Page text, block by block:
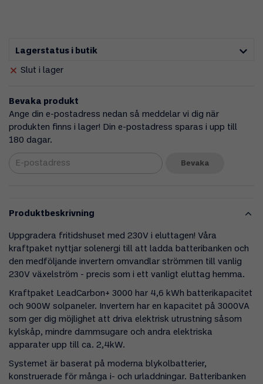
Lagerstatus i butik
Slut i lager
Bevaka produkt
Ange din e-postadress nedan så meddelar vi dig när
produkten finns i lager! Din e-postadress sparas i upp till
180 dagar.
Bevaka
Produktbeskrivning
Uppgradera fritidshuset med 230V i eluttagen! Våra
kraftpaket nyttjar solenergi till att ladda batteribanken och
den medföljande invertern omvandlar strömmen till vanlig
230V växelström - precis som i ett vanligt eluttag hemma.
Kraftpaket LeadCarbon+ 3000 har 4,6 kWh batterikapacitet
och 900W solpaneler. Invertern har en kapacitet på 3000VA
som ger dig möjlighet att driva elektrisk utrustning såsom
kylskåp, mindre dammsugare och andra elektriska
apparater upp till ca. 2,4kW.
Systemet är baserat på moderna blykolbatterier,
konstruerade för många i- och urladdningar. Batteribanken